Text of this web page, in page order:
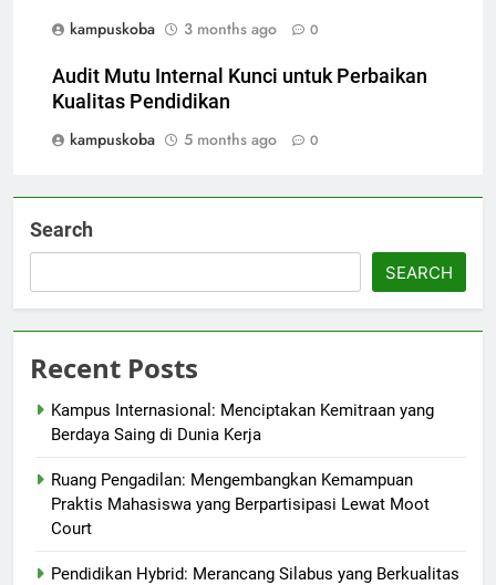
kampuskoba
3 months ago 0
Audit Mutu Internal Kunci untuk Perbaikan
Kualitas Pendidikan
kampuskoba
5 months ago 0
Search
SEARCH
Recent Posts
Kampus Internasional: Menciptakan Kemitraan yang
Berdaya Saing di Dunia Kerja
Ruang Pengadilan: Mengembangkan Kemampuan
Praktis Mahasiswa yang Berpartisipasi Lewat Moot
Court
Pendidikan Hybrid: Merancang Silabus yang Berkualitas